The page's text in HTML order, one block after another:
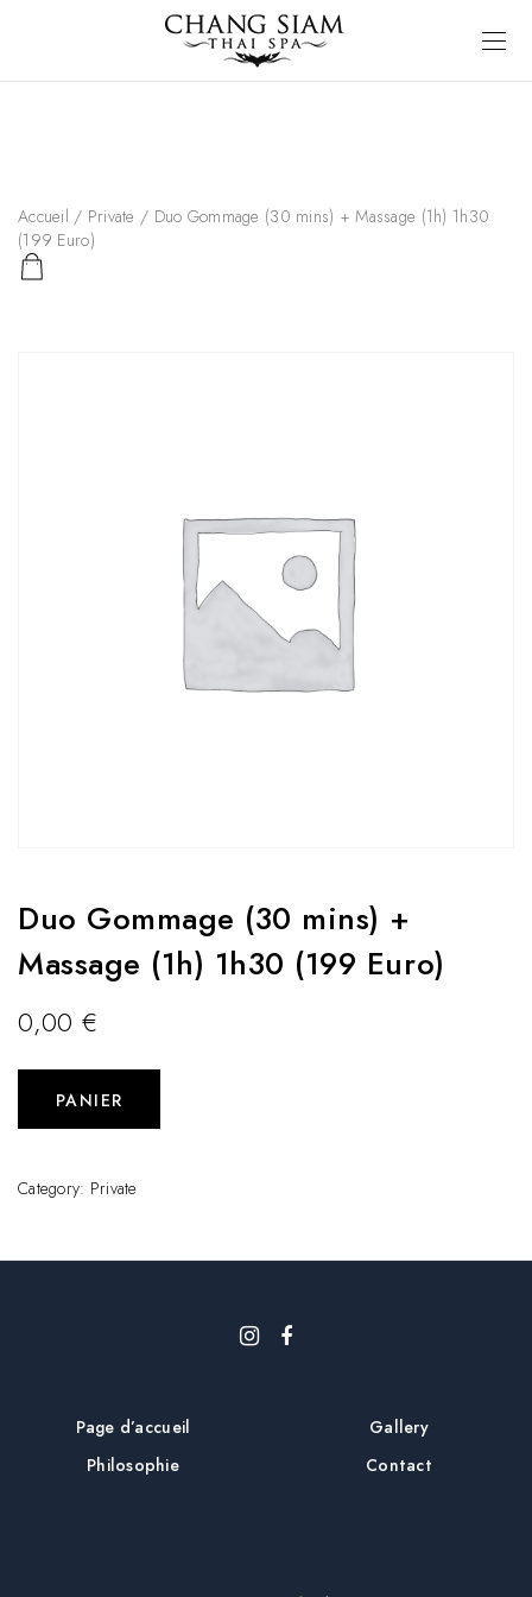
Accueil / Private / Duo Gommage (30 mins) + Massage (1h) 1h30
(199 Euro)
Duo Gommage (30 mins) +
Massage (1h) 1h30 (199 Euro)
0,00€
PANIER
Category: Private
Page d’accueil
Philosophie
Gallery
Contact